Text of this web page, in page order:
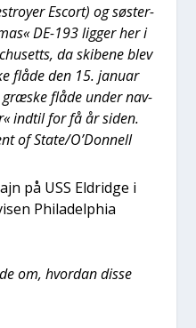
Escort) og søster­
DE-193 lig­ger her i
da ski­be­ne blev
flå­de den 15. janu­ar
græ­ske flå­de under nav­
ind­til for få år siden.
of State/O’Donnell
på USS Eldrid­ge i
Phila­delp­hia
om, hvor­dan dis­se